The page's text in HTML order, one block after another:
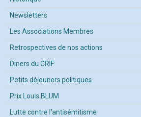
Newsletters
Les Associations Membres
Retrospectives de nos actions
Diners du CRIF
Petits déjeuners politiques
Prix Louis BLUM
Lutte contre l'antisémitisme